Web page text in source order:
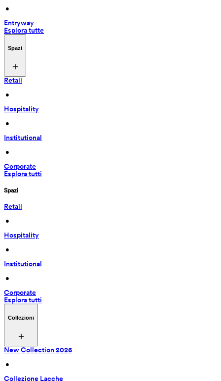
•
Entryway
Esplora tutte
Spazi
Retail
•
Hospitality
•
Institutional
•
Corporate
Esplora tutti
Spazi
Retail
•
Hospitality
•
Institutional
•
Corporate
Esplora tutti
Collezioni
New Collection 2026
•
Collezione Lacche